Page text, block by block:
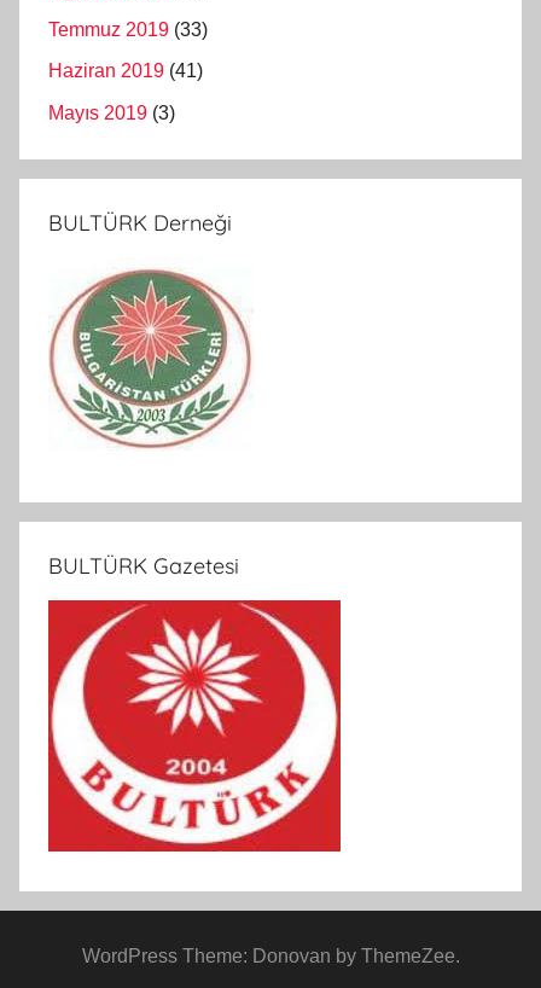
Temmuz 2019 (33)
Haziran 2019 (41)
Mayıs 2019 (3)
BULTÜRK Derneği
BULTÜRK Gazetesi
WordPress Theme: Donovan by ThemeZee.